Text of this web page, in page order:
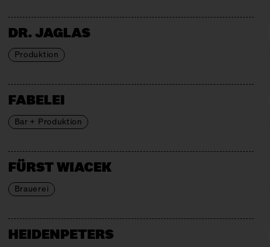
DR. JAGLAS
Produktion
FABELEI
Bar + Produktion
FÜRST WIACEK
Brauerei
HEIDENPETERS